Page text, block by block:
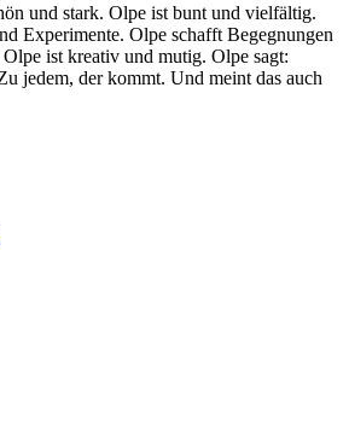
und stark. Olpe ist bunt und vielfältig.
Experimente. Olpe schafft Begegnungen
ist kreativ und mutig. Olpe sagt:
jedem, der kommt. Und meint das auch